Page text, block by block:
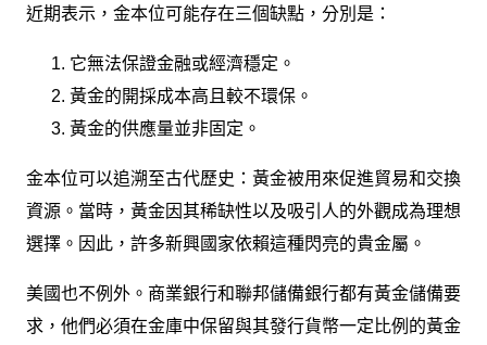
近期表示，金本位可能存在三個缺點，分別是：
它無法保證金融或經濟穩定。
黃金的開採成本高且較不環保。
黃金的供應量並非固定。
金本位可以追溯至古代歷史：黃金被用來促進貿易和交換
資源。當時，黃金因其稀缺性以及吸引人的外觀成為理想
選擇。因此，許多新興國家依賴這種閃亮的貴金屬。
美國也不例外。商業銀行和聯邦儲備銀行都有黃金儲備要
求，他們必須在金庫中保留與其發行貨幣一定比例的黃金